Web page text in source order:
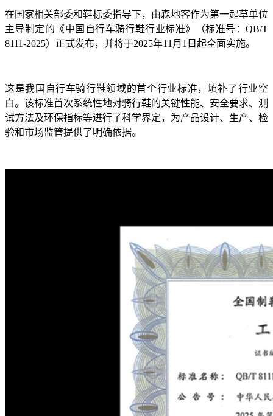
在国家相关部委和鞋标委指导下，由森地客作为第一起草单位
主导制定的《中国自行车骑行鞋行业标准》（标准号：QB/T
8111-2025）正式发布，并将于2025年11月1日起全面实施。
这是我国自行车骑行鞋领域的首个行业标准，填补了行业空
白。该标准首次系统性地对骑行鞋的关键性能、安全要求、测
试方法及环保指标等进行了科学界定，为产品设计、生产、检
验和市场监管提供了明确依据。